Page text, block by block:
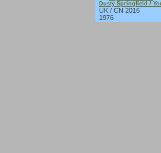
Dusty Springfield /
UK / CN 2016
1976